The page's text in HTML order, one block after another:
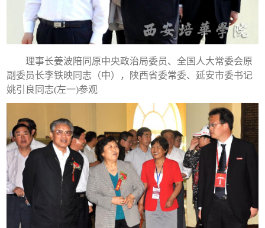
理事长姜波陪同原中央政治局委员、全国人大常委会原
副委员长李铁映同志（中），陕西省委常委、延安市委书记
姚引良同志(左一)参观